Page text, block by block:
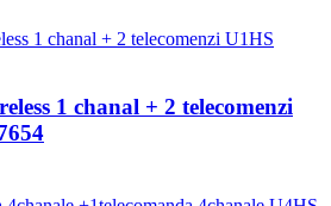
1 chanal + 2 telecomenzi